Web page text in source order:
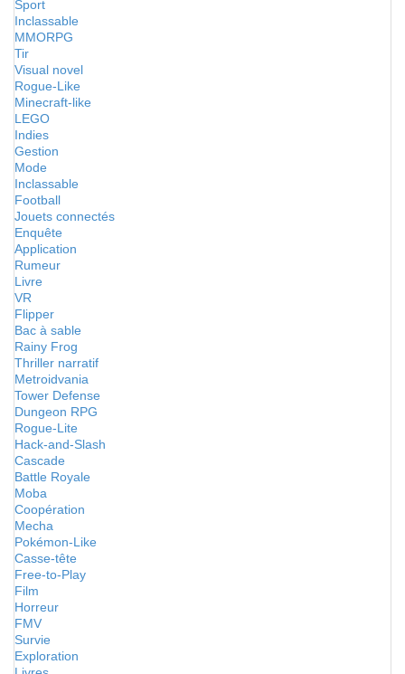
Sport
Inclassable
MMORPG
Tir
Visual novel
Rogue-Like
Minecraft-like
LEGO
Indies
Gestion
Mode
Inclassable
Football
Jouets connectés
Enquête
Application
Rumeur
Livre
VR
Flipper
Bac à sable
Rainy Frog
Thriller narratif
Metroidvania
Tower Defense
Dungeon RPG
Rogue-Lite
Hack-and-Slash
Cascade
Battle Royale
Moba
Coopération
Mecha
Pokémon-Like
Casse-tête
Free-to-Play
Film
Horreur
FMV
Survie
Exploration